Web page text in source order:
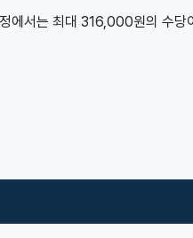
에서는 최대 316,000원의 수당